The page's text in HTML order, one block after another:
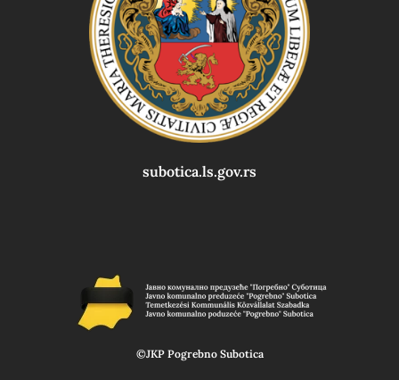
subotica.ls.gov.rs
©JKP Pogrebno Subotica